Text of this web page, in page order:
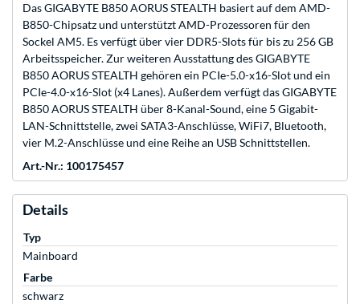
Das GIGABYTE B850 AORUS STEALTH basiert auf dem AMD-
B850-Chipsatz und unterstützt AMD-Prozessoren für den
Sockel AM5. Es verfügt über vier DDR5-Slots für bis zu 256 GB
Arbeitsspeicher. Zur weiteren Ausstattung des GIGABYTE
B850 AORUS STEALTH gehören ein PCIe-5.0-x16-Slot und ein
PCIe-4.0-x16-Slot (x4 Lanes). Außerdem verfügt das GIGABYTE
B850 AORUS STEALTH über 8-Kanal-Sound, eine 5 Gigabit-
LAN-Schnittstelle, zwei SATA3-Anschlüsse, WiFi7, Bluetooth,
vier M.2-Anschlüsse und eine Reihe an USB Schnittstellen.
Art.-Nr.: 100175457
Details
Typ
Mainboard
Farbe
schwarz